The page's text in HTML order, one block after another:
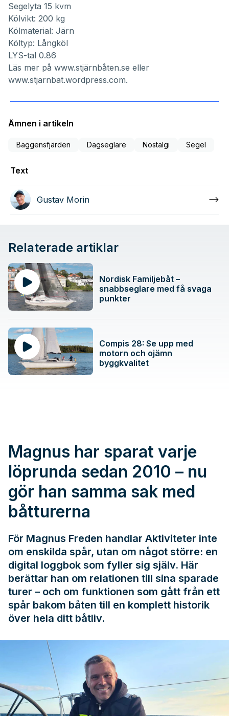
Segelyta 15 kvm
Kölvikt: 200 kg
Kölmaterial: Järn
Költyp: Långköl
LYS-tal 0.86
Läs mer på www.stjärnbåten.se eller
www.stjarnbat.wordpress.com.
Ämnen i artikeln
Baggensfjärden Dagseglare Nostalgi Segel
Text
Gustav Morin
Relaterade artiklar
Nordisk Familjebåt –
snabbseglare med få svaga
punkter
Compis 28: Se upp med
motorn och ojämn
byggkvalitet
Magnus har sparat varje
löprunda sedan 2010 – nu
gör han samma sak med
båtturerna
För Magnus Freden handlar Aktiviteter inte
om enskilda spår, utan om något större: en
digital loggbok som fyller sig själv. Här
berättar han om relationen till sina sparade
turer – och om funktionen som gått från ett
spår bakom båten till en komplett historik
över hela ditt båtliv.